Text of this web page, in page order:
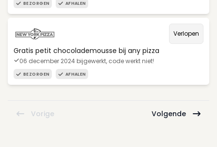
BEZORGEN AFHALEN
Verlopen
Gratis petit chocolademousse bij any pizza
06 december 2024 bijgewerkt, code werkt niet!
BEZORGEN AFHALEN
Vorige Volgende